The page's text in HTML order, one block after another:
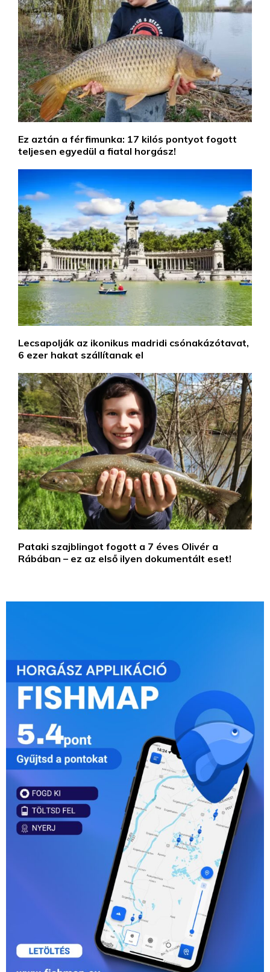
Ez aztán a férfimunka: 17 kilós pontyot fogott
teljesen egyedül a fiatal horgász!
Lecsapolják az ikonikus madridi csónakázótavat,
6 ezer hakat szállítanak el
Pataki szajblingot fogott a 7 éves Olivér a
Rábában – ez az első ilyen dokumentált eset!